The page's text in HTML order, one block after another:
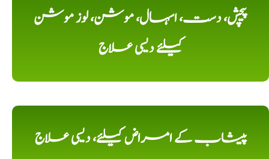
پیچش، دست، اسہال، موشن، لوز موشن
کیلئے دیسی علاج
پیشاب کے امراض کیلئے، دیسی علاج